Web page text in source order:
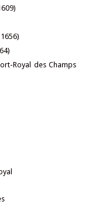
Royal des Champs